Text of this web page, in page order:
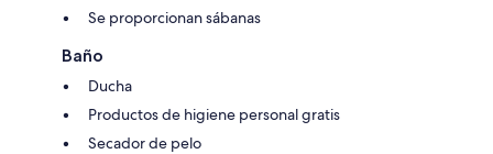
Se proporcionan sábanas
Baño
Ducha
Productos de higiene personal gratis
Secador de pelo